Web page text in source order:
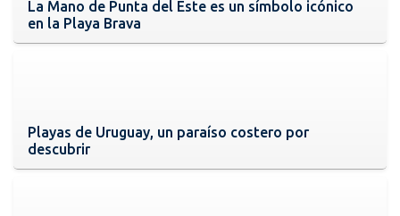
La Mano de Punta del Este es un símbolo icónico
en la Playa Brava
Playas de Uruguay, un paraíso costero por
descubrir